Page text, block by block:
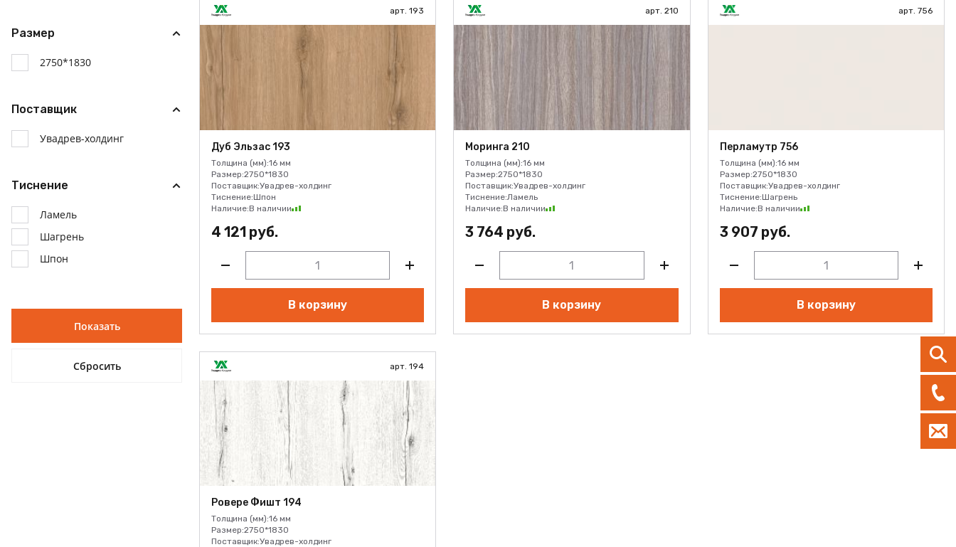
Дуб Эльзас 193
Моринга 210
Размер
2750*1830
Поставщик
Увадрев-холдинг
Тиснение
Ламель
Шагрень
Шпон
арт. 193
Дуб Эльзас 193
Толщина (мм):16 мм
Размер:2750*1830
Поставщик:Увадрев-холдинг
Тиснение:Шпон
Наличие:В наличии
4 121 руб.
В корзину
арт. 210
Моринга 210
Толщина (мм):16 мм
Размер:2750*1830
Поставщик:Увадрев-холдинг
Тиснение:Ламель
Наличие:В наличии
3 764 руб.
В корзину
арт. 756
Перламутр 756
Толщина (мм):16 мм
Размер:2750*1830
Поставщик:Увадрев-холдинг
Тиснение:Шагрень
Наличие:В наличии
3 907 руб.
В корзину
арт. 194
Ровере Фишт 194
Толщина (мм):16 мм
Размер:2750*1830
Поставщик:Увадрев-холдинг